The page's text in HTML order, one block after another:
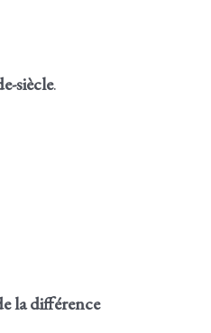
siècle.
la différence